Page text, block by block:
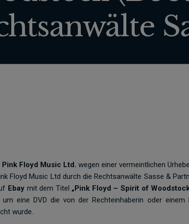
Pink Floyd Music Ltd. wegen einer vermeintlichen
Floyd Music Ltd durch die Rechtsanwälte Sasse &
Ebay mit dem Titel „Pink Floyd – Spirit of
um eine DVD die von der Rechteinhaberin oder einem
wurde.